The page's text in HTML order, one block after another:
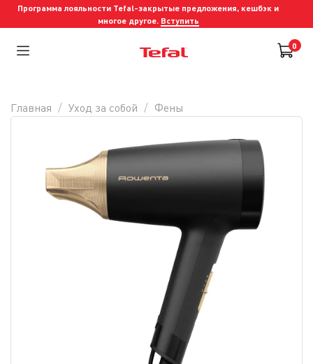
Программа лояльности Tefal-закрытые предложения, кешбэк и
многое другое. Вступить
0
Главная Уход за собой Фены